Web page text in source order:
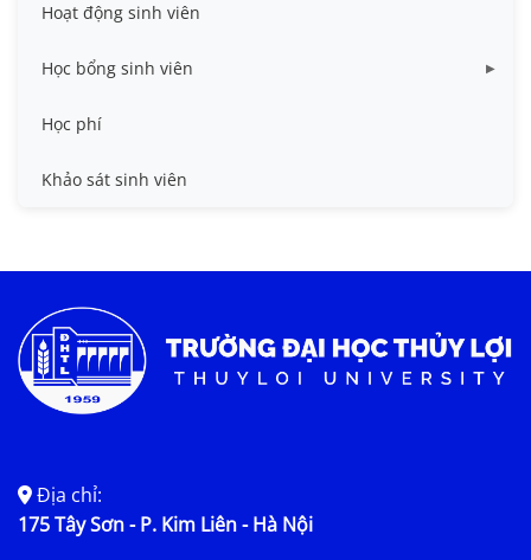
Miễn giảm học phí
Nhà ở
Hoạt động sinh viên
Học bổng sinh viên
HB khuyến khích học tập
HB Lê Văn Kiểm và gia đình
Học phí
Khảo sát sinh viên
Địa chỉ:
175 Tây Sơn - P. Kim Liên - Hà Nội